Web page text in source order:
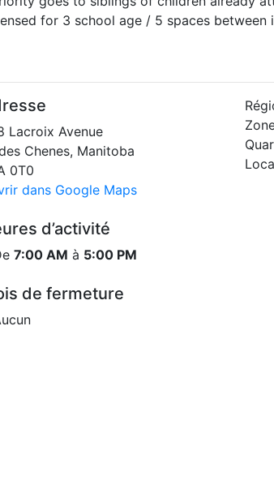
for 3 school age / 5 spaces between
Lacroix Avenue
Chenes, Manitoba
0T0
dans Google Maps
d’activité
7:00 AM à 5:00 PM
de fermeture